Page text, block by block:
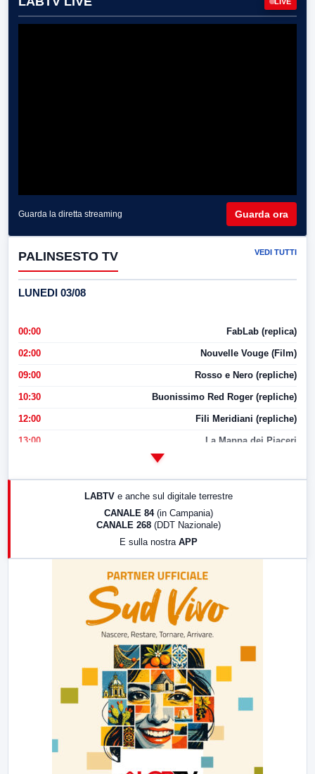
Guarda la diretta streaming Guarda ora
PALINSESTO TV VEDI TUTTI
LUNEDI 03/08
00:00 FabLab (replica)
02:00 Nouvelle Vouge (Film)
09:00 Rosso e Nero (repliche)
10:30 Buonissimo Red Roger (repliche)
12:00 Fili Meridiani (repliche)
13:00 La Mappa dei Piaceri
LABTV e anche sul digitale terrestre
CANALE 84 (in Campania)
CANALE 268 (DDT Nazionale)
E sulla nostra APP